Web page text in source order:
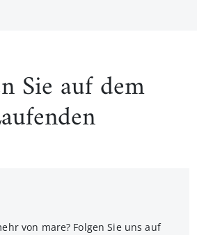
Sie auf dem
von mare? Folgen Sie uns auf